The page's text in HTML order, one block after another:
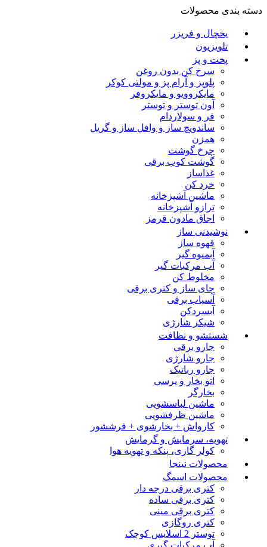
دسته بندی محصولات
یخچال و فریزر
تلویزیون
پخت و پز
سرخ کن بدون روغن
پلوپز و آرام پز و مولتی کوکر
مایکروویو و مایکروفر
آون توستر و توستر
فر و سولاردام
ساندویچ ساز و وافل ساز و گریل
همزن
چرخ گوشت
گوشت کوب برقی
غذاساز
خرد کن
ماشین آشپزخانه
ترازو آشپزخانه
اجاق مادون قرمز
نوشیدنی ساز
قهوه ساز
آبمیوه گیر
آب مرکبات گیر
مخلوط کن
چای ساز و کتری برقی
آسیاب برقی
آبسردکن
شیکر شارژی
شستشو و نظافت
جارو برقی
جارو شارژی
جارو رباتیک
اتو بخار و پرسی
بخارگر
ماشین لباسشویی
ماشین ظرفشویی
کارواش + بخارشوی + فرششور
تهویه، سرمایش و گرمایش
کولر گازی، پنکه و تهویه هوا
محصولات نینجا
محصولات اسمگ
کتری برقی درجه دار
کتری برقی ساده
کتری برقی مینی
کتری روگازی
توستر 2 اسلایس کوچک
آب مرکبات گیری